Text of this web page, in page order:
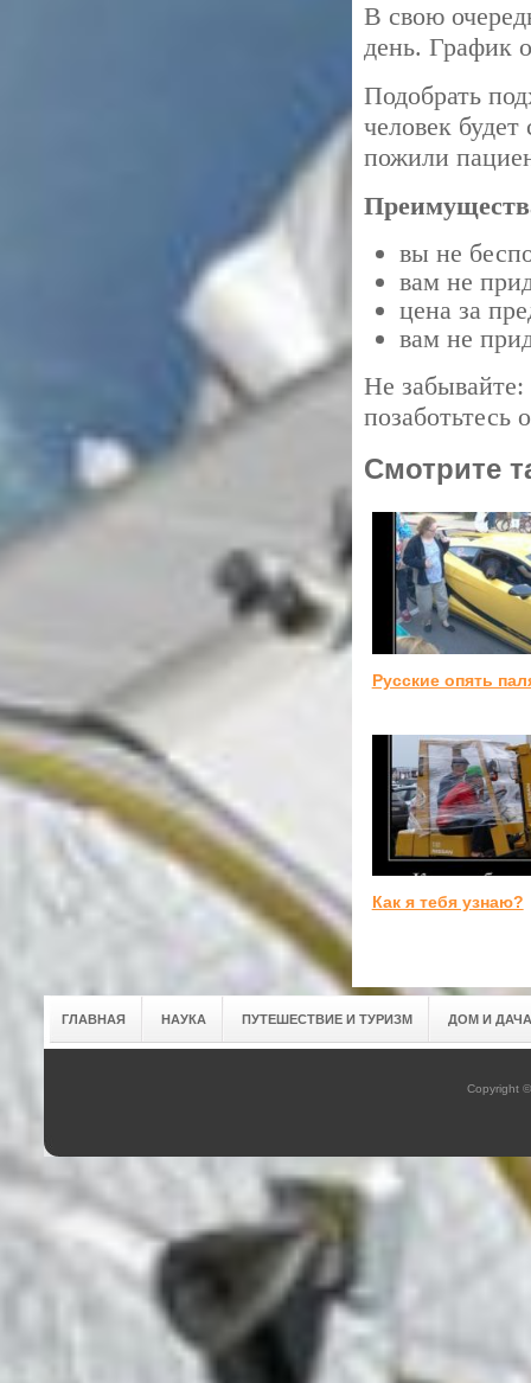
В свою
день. График
Подобрать
человек
пожили
вы не
вам не
цена за
вам не
Не забывайте:
позаботьтесь
Смотрите
Русские опять
Как я тебя узнаю?
ГЛАВНАЯ НАУКА ПУТЕШЕСТВИЕ И ТУРИЗМ ДОМ И ДАЧА
Copyright